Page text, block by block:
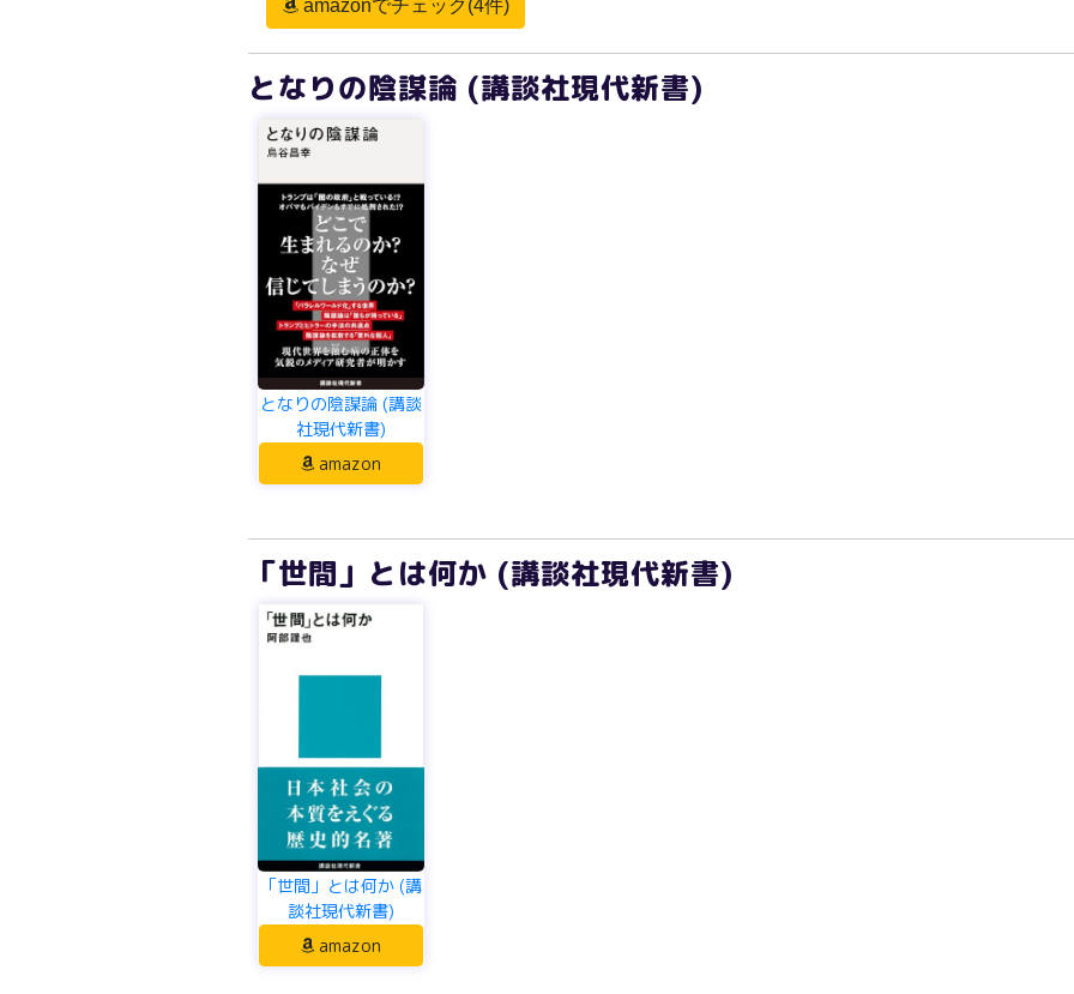
amazonでチェック(4件)
となりの陰謀論 (講談社現代新書)
となりの陰謀論 (講談
社現代新書)
amazon
「世間」とは何か (講談社現代新書)
「世間」とは何か (講
談社現代新書)
amazon